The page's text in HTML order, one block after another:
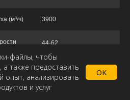
Каталог
файлы, чтобы
также предоставить
опыт, анализировать
и услуг
OK
(м³/ч) 3900
44-62
1
1,6